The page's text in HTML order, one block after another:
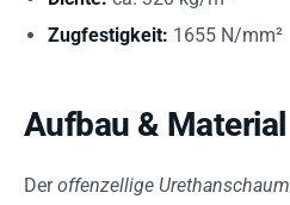
Zugfestigkeit: 1655 N/mm²
Aufbau & Material
Deroffenzellige Urethanschaum